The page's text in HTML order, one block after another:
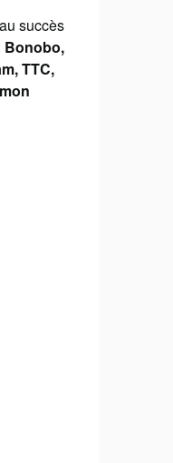
succès
Bonobo,
TTC,